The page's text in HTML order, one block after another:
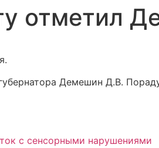
отметил
Демешин Д.В.
с сенсорными нарушениями